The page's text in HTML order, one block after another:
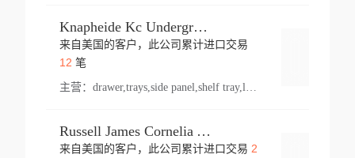
Knapheide Kc Underground
来自美国的客户，此公司累计进口交易
12 笔
主营：
Russell James Cornelia Arlington Va
来自美国的客户，此公司累计进口交易 2